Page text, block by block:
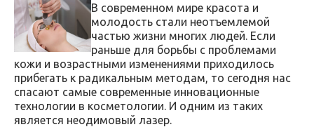
В современном мире красота и
молодость стали неотъемлемой
частью жизни многих людей. Если
раньше для борьбы с проблемами
кожи и возрастными изменениями приходилось
прибегать к радикальным методам, то сегодня нас
спасают самые современные инновационные
технологии в косметологии. И одним из таких
является неодимовый лазер.